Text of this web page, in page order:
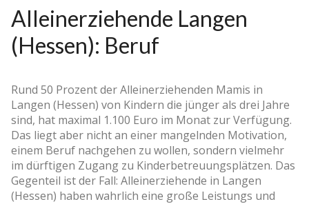
Alleinerziehende Langen
(Hessen): Beruf
Rund 50 Prozent der Alleinerziehenden Mamis in
Langen (Hessen) von Kindern die jünger als drei Jahre
sind, hat maximal 1.100 Euro im Monat zur Verfügung.
Das liegt aber nicht an einer mangelnden Motivation,
einem Beruf nachgehen zu wollen, sondern vielmehr
im dürftigen Zugang zu Kinderbetreuungsplätzen. Das
Gegenteil ist der Fall: Alleinerziehende in Langen
(Hessen) haben wahrlich eine große Leistungs­ und